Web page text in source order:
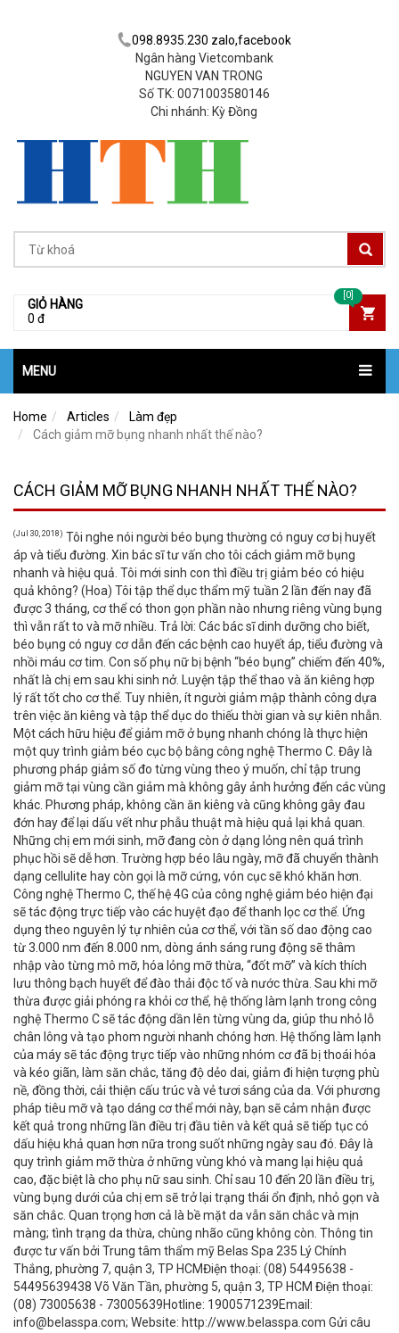
098.8935.230 zalo,facebook
Ngân hàng Vietcombank
NGUYEN VAN TRONG
Số TK: 0071003580146
Chi nhánh: Kỳ Đồng
GIỎ HÀNG
0 đ
[0]
MENU
Home Articles
Làm đẹp
Cách giảm mỡ bụng nhanh nhất thế nào?
CÁCH GIẢM MỠ BỤNG NHANH NHẤT THẾ NÀO?
(Jul 30, 2018) Tôi nghe nói người béo bụng thường có nguy cơ bị huyết
áp và tiểu đường. Xin bác sĩ tư vấn cho tôi cách giảm mỡ bụng
nhanh và hiệu quả. Tôi mới sinh con thì điều trị giảm béo có hiệu
quả không? (Hoa) Tôi tập thể dục thẩm mỹ tuần 2 lần đến nay đã
được 3 tháng, cơ thể có thon gọn phần nào nhưng riêng vùng bụng
thì vẫn rất to và mỡ nhiều. Trả lời: Các bác sĩ dinh dưỡng cho biết,
béo bụng có nguy cơ dẫn đến các bệnh cao huyết áp, tiểu đường và
nhồi máu cơ tim. Con số phụ nữ bị bệnh “béo bụng” chiếm đến 40%,
nhất là chị em sau khi sinh nở. Luyện tập thể thao và ăn kiêng hợp
lý rất tốt cho cơ thể. Tuy nhiên, ít người giảm mập thành công dựa
trên việc ăn kiêng và tập thể dục do thiếu thời gian và sự kiên nhẫn.
Một cách hữu hiệu để giảm mỡ ở bụng nhanh chóng là thực hiện
một quy trình giảm béo cục bộ bằng công nghệ Thermo C. Đây là
phương pháp giảm số đo từng vùng theo ý muốn, chỉ tập trung
giảm mỡ tại vùng cần giảm mà không gây ảnh hưởng đến các vùng
khác. Phương pháp, không cần ăn kiêng và cũng không gây đau
đớn hay để lại dấu vết như phẫu thuật mà hiệu quả lại khả quan.
Những chị em mới sinh, mỡ đang còn ở dạng lỏng nên quá trình
phục hồi sẽ dễ hơn. Trường hợp béo lâu ngày, mỡ đã chuyển thành
dạng cellulite hay còn gọi là mỡ cứng, vón cục sẽ khó khăn hơn.
Công nghệ Thermo C, thế hệ 4G của công nghệ giảm béo hiện đại
sẽ tác động trực tiếp vào các huyệt đạo để thanh lọc cơ thể. Ứng
dụng theo nguyên lý tự nhiên của cơ thể, với tần số dao động cao
từ 3.000 nm đến 8.000 nm, dòng ánh sáng rung động sẽ thâm
nhập vào từng mô mỡ, hóa lỏng mỡ thừa, “đốt mỡ” và kích thích
lưu thông bạch huyết để đào thải độc tố và nước thừa. Sau khi mỡ
thừa được giải phóng ra khỏi cơ thể, hệ thống làm lạnh trong công
nghệ Thermo C sẽ tác động dần lên từng vùng da, giúp thu nhỏ lỗ
chân lông và tạo phom người nhanh chóng hơn. Hệ thống làm lạnh
của máy sẽ tác động trực tiếp vào những nhóm cơ đã bị thoái hóa
và kéo giãn, làm săn chắc, tăng độ dẻo dai, giảm đi hiện tượng phù
nề, đồng thời, cải thiện cấu trúc và vẻ tươi sáng của da. Với phương
pháp tiêu mỡ và tạo dáng cơ thể mới này, bạn sẽ cảm nhận được
kết quả trong những lần điều trị đầu tiên và kết quả sẽ tiếp tục có
dấu hiệu khả quan hơn nữa trong suốt những ngày sau đó. Đây là
quy trình giảm mỡ thừa ở những vùng khó và mang lại hiệu quả
cao, đặc biệt là cho phụ nữ sau sinh. Chỉ sau 10 đến 20 lần điều trị,
vùng bụng dưới của chị em sẽ trở lại trạng thái ổn định, nhỏ gọn và
săn chắc. Quan trọng hơn cả là bề mặt da vẫn săn chắc và mịn
màng; tình trạng da thừa, chùng nhão cũng không còn. Thông tin
được tư vấn bởi Trung tâm thẩm mỹ Belas Spa 235 Lý Chính
Thắng, phường 7, quận 3, TP HCMĐiện thoại: (08) 54495638 -
54495639438 Võ Văn Tần, phường 5, quận 3, TP HCM Điện thoại:
(08) 73005638 - 73005639Hotline: 1900571239Email:
info@belasspa.com; Website: http://www.belasspa.com Gửi câu